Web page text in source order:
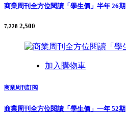
商業周刊全方位閱讀「學生價」半年 26期
7,228 2,500
加入購物車
商業周刊訂閱
商業周刊全方位閱讀「學生價」一年 52期